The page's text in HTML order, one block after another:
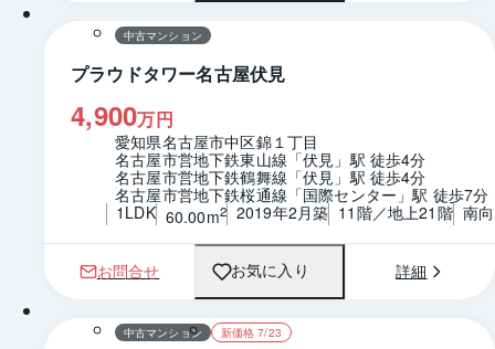
中古マンション
プラウドタワー名古屋伏見
4,900万円
愛知県名古屋市中区錦１丁目
名古屋市営地下鉄東山線「伏見」駅 徒歩4分
名古屋市営地下鉄鶴舞線「伏見」駅 徒歩4分
名古屋市営地下鉄桜通線「国際センター」駅 徒歩7分
1LDK 60.00m2 2019年2月築 11階／地上21階 南
お問合せ お気に入り 詳細
1 / 0 間取り
中古マンション 新価格 7/23